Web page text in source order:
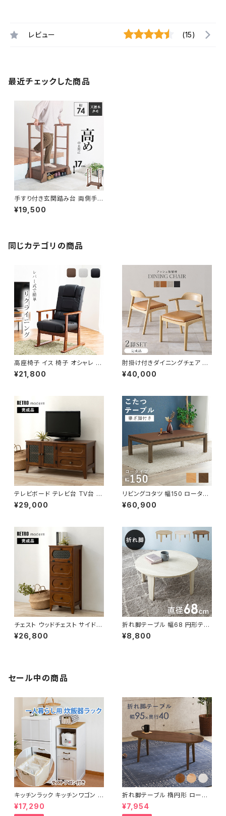
レビュー (15)
最近チェックした商品
手すり付き玄関踏み台 両側手す
り 幅74 介護補助 靴収納可 踏
み台 ステップ台 下駄箱 玄関踏
¥19,500
同じカテゴリの商品
高座椅子 イス 椅子 オシャレ チ
ェア チェアー リクライニング 無
段階調節
¥21,800
肘掛け付きダイニングチェア 完
成品 2脚セット チェア チェアー
イス 椅子 リビング ダイニング
¥40,000
テレビボード テレビ台 TV台 リ
ビングボード レトロ 幅90 奥行
40 高さ45
¥29,000
リビングコタツ 幅150 ロータイ
プ 継脚付き こたつ カジュアルコ
タツ こたつテーブル ローテーブ
¥60,900
チェスト ウッドチェスト サイドチ
ェスト レトロ 幅42 奥行32 高
さ100 新生活 模様替え
¥26,800
折れ脚テーブル 幅68 円形テー
ブル ローテーブル センターテー
ブル リビングテーブル 新生活
¥8,800
セール中の商品
キッチンラック キッチンワゴン キ
ャスター付き 収納ラック 一人暮
らし スリムキッチンラック 幅30
¥17,290
折れ脚テーブル 楕円形 ローテ
ーブル センターテーブル リビン
グテーブル 天然木 幅95 3色展
¥7,954